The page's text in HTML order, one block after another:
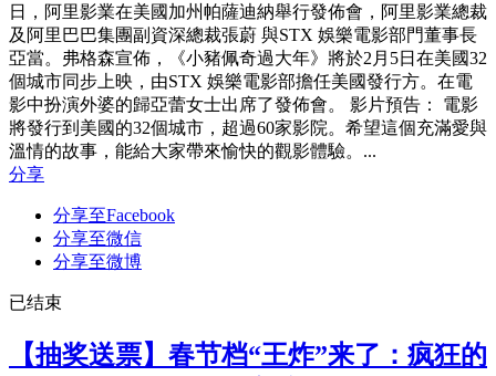
日，阿里影業在美國加州帕薩迪納舉行發佈會，阿里影業總裁
及阿里巴巴集團副資深總裁張蔚 與STX 娛樂電影部門董事長
亞當。弗格森宣佈，《小豬佩奇過大年》將於2月5日在美國32
個城市同步上映，由STX 娛樂電影部擔任美國發行方。在電
影中扮演外婆的歸亞蕾女士出席了發佈會。 影片預告： 電影
將發行到美國的32個城市，超過60家影院。希望這個充滿愛與
溫情的故事，能給大家帶來愉快的觀影體驗。...
分享
分享至Facebook
分享至微信
分享至微博
已结束
【抽奖送票】春节档“王炸”来了：疯狂的